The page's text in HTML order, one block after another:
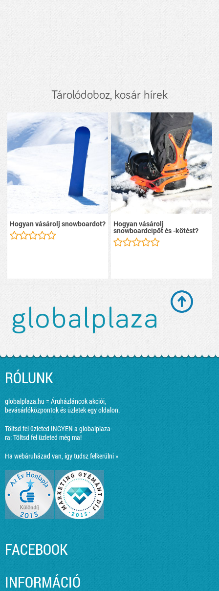
Tárolódoboz, kosár hírek
Hogyan vásárolj snowboardot? Hogyan vásárolj
snowboardcipőt és -kötést?
RÓLUNK
globalplaza.hu = Áruházláncok akciói,
bevásárlóközpontok és üzletek egy oldalon.
Töltsd fel üzleted INGYEN a globalplaza-
ra:Töltsd fel üzleted még ma!
Ha webáruházad van, így tudsz felkerülni »
FACEBOOK
INFORMÁCIÓ